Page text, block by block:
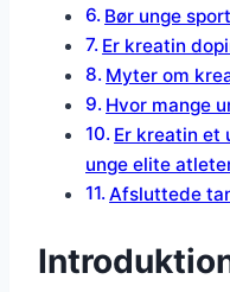
Bør unge
Er kreatin
Myter om
Hvor mange
Er kreatin
unge elite
Afsluttede